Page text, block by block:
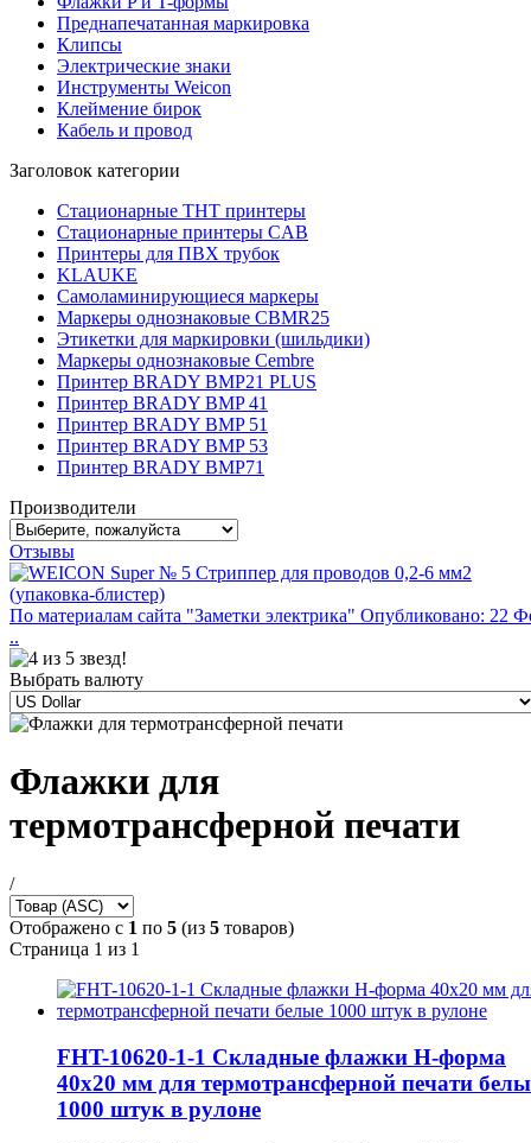
Преднапечатанная маркировка
Клипсы
Электрические знаки
Инструменты Weicon
Клеймение бирок
Кабель и провод
Заголовок категории
Стационарные THT принтеры
Стационарные принтеры CAB
Принтеры для ПВХ трубок
KLAUKE
Самоламинирующиеся маркеры
Маркеры однознаковые CBMR25
Этикетки для маркировки (шильдики)
Маркеры однознаковые Cembre
Принтер BRADY BMP21 PLUS
Принтер BRADY BMP 41
Принтер BRADY BMP 51
Принтер BRADY BMP 53
Принтер BRADY BMP71
Производители
Отзывы
По материалам сайта "Заметки электрика" Опубликовано: 22
..
Выбрать валюту
Флажки для
термотрансферной печати
/
Отображено с 1 по 5 (из 5 товаров)
Страница 1 из 1
FHT-10620-1-1 Складные флажки H-форма
40х20 мм для термотрансферной печати
1000 штук в рулоне